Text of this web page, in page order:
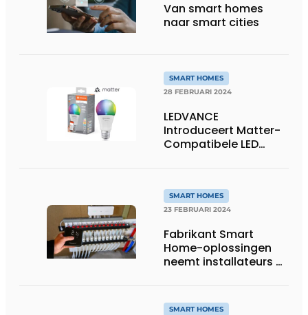
Van smart homes
naar smart cities
SMART HOMES
28 FEBRUARI 2024
LEDVANCE
Introduceert Matter-
Compatibele LED
woning
SMART HOMES
23 FEBRUARI 2024
Fabrikant Smart
Home-oplossingen
neemt installateurs bij
SMART HOMES